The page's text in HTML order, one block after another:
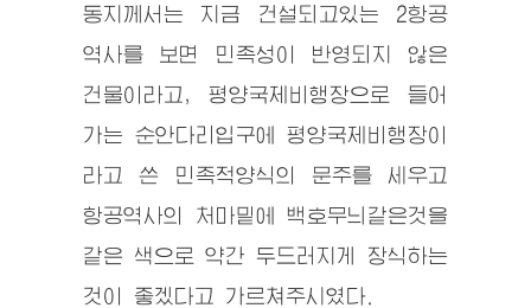
동지 께서는 지금 건설되고있는 2항공
역사를 보면 민족성이 반영되지 않은
건물이라고, 평양국제비행장으로 들어
가는 순안다리입구에 평양국제비행장이
라고 쓴 민족적양식의 문주를 세우고
항공역사의 처마밑에 백호무늬같은것을
같은 색으로 약간 두드러지게 장식하는
것이 좋겠다고 가르쳐주시였다.